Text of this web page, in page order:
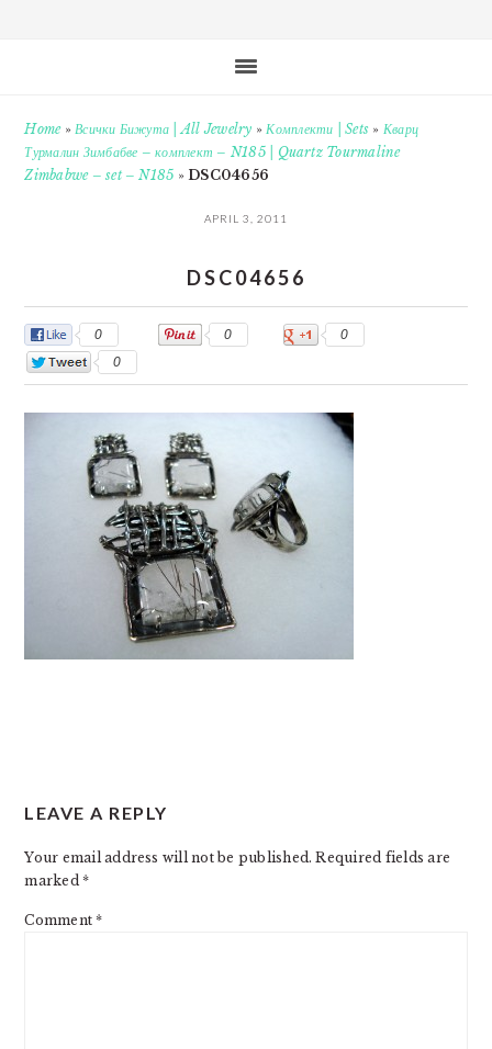
Home»Всички Бижута | All Jewelry »Комплекти | Sets » Кварц
Турмалин Зимбабве – комплект – N185 | Quartz Tourmaline
Zimbabwe – set – N185 »DSC04656
APRIL 3, 2011
DSC04656
0 0
0
0
INTERACTIONS
LEAVE A REPLY
Your email address will not be published. Required fields are
marked*
Comment*